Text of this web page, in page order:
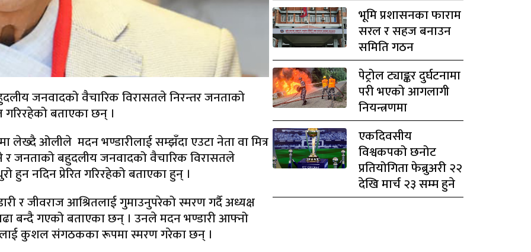
जनवादको वैचारिक विरासतले निरन्तर जनताको
गरिरहेको बताएका छन् ।
लेख्दै ओलीले मदन भण्डारीलाई सम्झँदा एउटा नेता वा मित्र
र जनताको बहुदलीय जनवादको वैचारिक विरासतले
हुन नदिन प्रेरित गरिरहेको बताएका हुन् ।
र जीवराज आश्रितलाई गुमाउनुपरेको स्मरण गर्दै अध्यक्ष
बन्दै गएको बताएका छन् । उनले मदन भण्डारी आफ्नो
कुशल संगठकका रूपमा स्मरण गरेका छन् ।
भूमि प्रशासनका फाराम
सरल र सहज बनाउन
समिति गठन
पेट्रोल ट्याङ्कर दुर्घटनामा
परी भएको आगलागी
नियन्त्रणमा
एकदिवसीय
विश्वकपको छनोट
प्रतियोगिता फेब्रुअरी २२
देखि मार्च २३ सम्म हुने